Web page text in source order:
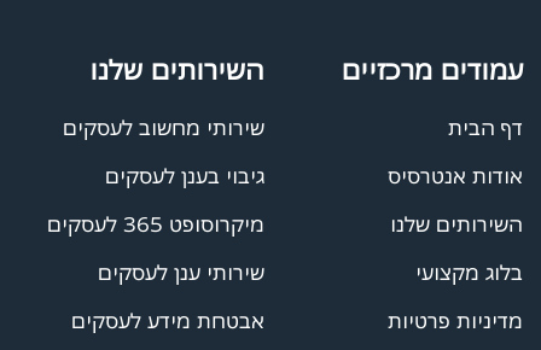
עמודים מרכזיים
דף הבית
אודות אנטרסיס
השירותים שלנו
בלוג מקצועי
מדיניות פרטיות
השירותים שלנו
שירותי מחשוב לעסקים
גיבוי בענן לעסקים
מיקרוסופט 365 לעסקים
שירותי ענן לעסקים
אבטחת מידע לעסקים